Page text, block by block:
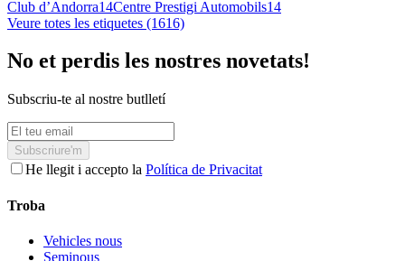
Club d’Andorra14Centre Prestigi Automobils14
Veure totes les etiquetes (1616)
No et perdis les nostres novetats!
Subscriu-te al nostre butlletí
Subscriure'm
He llegit i accepto la Política de Privacitat
Troba
Vehicles nous
Seminous